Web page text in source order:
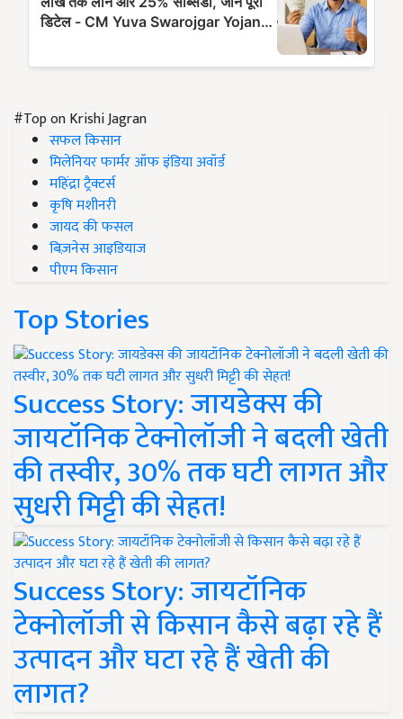
#Top on Krishi Jagran
सफल किसान
मिलेनियर फार्मर ऑफ इंडिया अवॉर्ड
महिंद्रा ट्रैक्टर्स
कृषि मशीनरी
जायद की फसल
बिज़नेस आइडियाज
पीएम किसान
Top Stories
Success Story: जायडेक्स की
जायटॉनिक टेक्नोलॉजी ने बदली खेती
की तस्वीर, 30% तक घटी लागत और
सुधरी मिट्टी की सेहत!
Success Story: जायटॉनिक
टेक्नोलॉजी से किसान कैसे बढ़ा रहे हैं
उत्पादन और घटा रहे हैं खेती की
लागत?